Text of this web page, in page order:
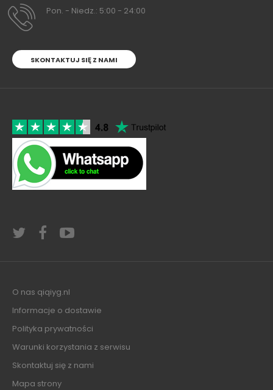
Pon. - Niedz.: 5:00 - 24:00
SKONTAKTUJ SIĘ Z NAMI
O nas qiqiyg.nl
Informacje o dostawie
Polityka prywatności
Warunki korzystania z serwisu
Skontaktuj się z nami
Mapa strony